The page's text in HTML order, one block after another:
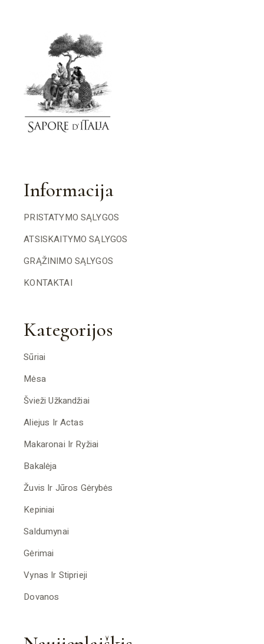
Informacija
PRISTATYMO SĄLYGOS
ATSISKAITYMO SĄLYGOS
GRĄŽINIMO SĄLYGOS
KONTAKTAI
Kategorijos
Sūriai
Mėsa
Švieži Užkandžiai
Aliejus Ir Actas
Makaronai Ir Ryžiai
Bakalėja
Žuvis Ir Jūros Gėrybės
Kepiniai
Saldumynai
Gėrimai
Vynas Ir Stiprieji
Dovanos